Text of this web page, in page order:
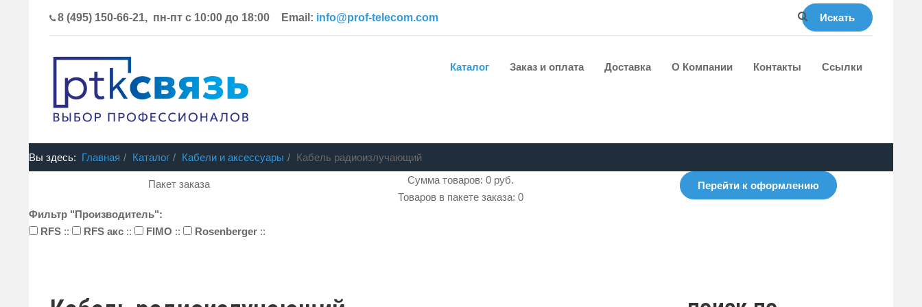
8 (495) 150-66-21, пн-пт с 10:00 до 18:00 Email: info@prof-telecom.com Искать
Каталог Заказ и оплата Доставка О Компании Контакты Ссылки
Вы здесь: Главная Каталог Кабели и аксессуары Кабель радиоизлучающий
Пакет заказа
Сумма товаров: 0 руб.
Товаров в пакете заказа: 0
Перейти к оформлению
Фильтр "Производитель":
RFS :: RFS акс :: FIMO :: Rosenberger ::